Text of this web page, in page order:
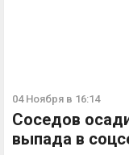
04 Ноября в 16:14
Соседов
выпада в